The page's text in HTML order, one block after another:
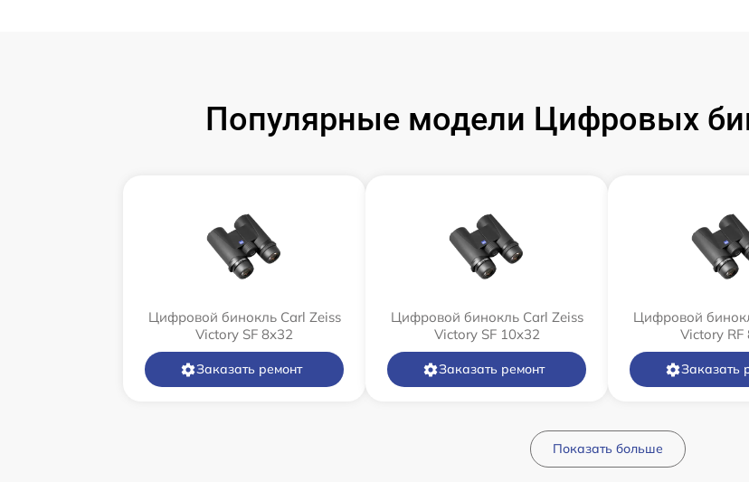
Популярные модели Цифровых
Цифровой бинокль Carl Zeiss
Victory SF 8x32
Заказать ремонт
Цифровой бинокль Carl Zeiss
Victory SF 10x32
Заказать ремонт
Цифровой
Victory RF
Заказать
Показать больше